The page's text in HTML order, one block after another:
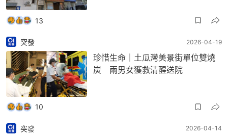
13
突發 2026-04-19
珍惜生命｜土瓜灣美景街單位雙燒
炭 兩男女獲救清醒送院
10
突發 2026-04-14